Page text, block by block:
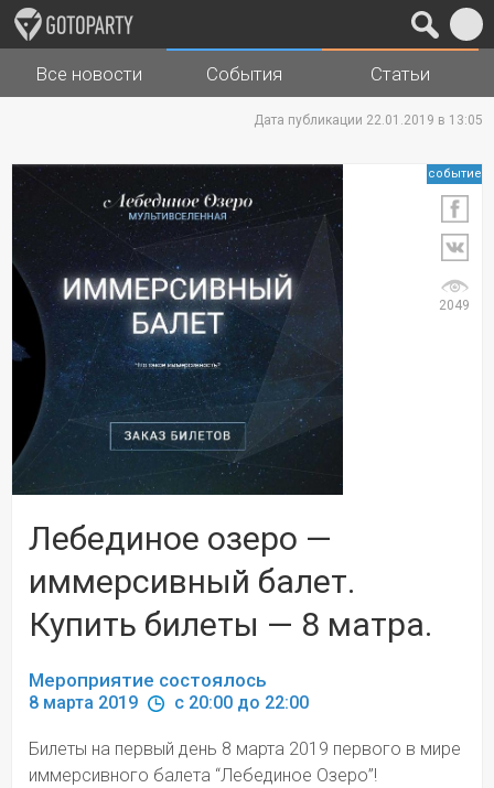
Города Музыка
Все новости События Статьи
Дата публикации 22.01.2019 в 13:05
событие
2049
Лебединое озеро —
иммерсивный балет.
Купить билеты — 8 матра.
Мероприятие состоялось
8 марта 2019 c 20:00 до 22:00
Билеты на первый день 8 марта 2019 первого в мире
иммерсивного балета “Лебединое Озеро”!